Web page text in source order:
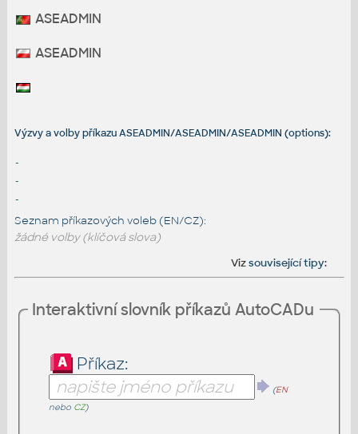
ASEADMIN
ASEADMIN
Výzvy a volby příkazu ASEADMIN/ASEADMIN/ASEADMIN (options):
-
-
-
Seznam příkazových voleb (EN/CZ):
žádné volby (klíčová slova)
Vizsouvisející tipy:
Interaktivní slovník příkazů AutoCADu
Příkaz:
(EN
nebo CZ)